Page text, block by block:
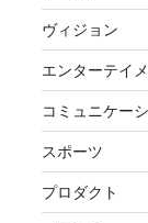
ヴィジョン
エンターテイ
コミュニケー
スポーツ
プロダクト